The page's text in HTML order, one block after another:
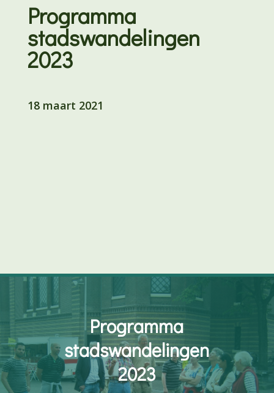
Programma
stadswandelingen
2023
18 maart 2021
Programma
stadswandelingen
2023